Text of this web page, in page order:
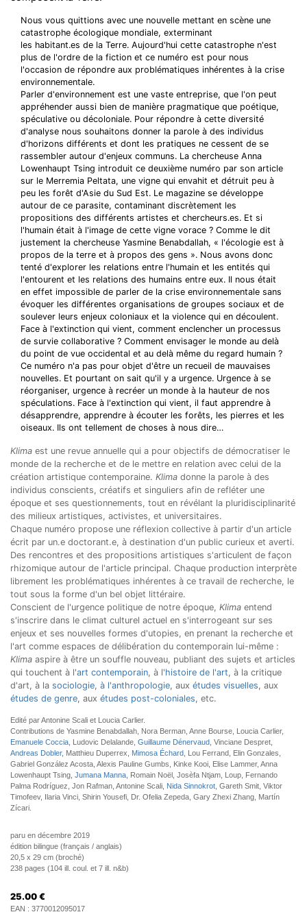
Nous vous quittions avec une nouvelle mettant en scène une
catastrophe écologique mondiale, exterminant
les habitant.es de la Terre. Aujourd'hui cette catastrophe n'est
plus de l'ordre de la fiction et ce numéro est pour nous
l'occasion de répondre aux problématiques inhérentes à la crise
environnementale.
Parler d'environnement est une vaste entreprise, que l'on peut
appréhender aussi bien de manière pragmatique que poétique,
spéculative ou décoloniale. Pour répondre à cette diversité
d'analyse nous souhaitons donner la parole à des individus
d'horizons différents et dont les pratiques ne cessent de se
rassembler autour d'enjeux communs. La chercheuse Anna
Lowenhaupt Tsing introduit ce deuxième numéro par son article
sur le Merremia Peltata, une vigne qui envahit et détruit peu à
peu les forêt d'Asie du Sud Est. Le magazine se développe
autour de ce parasite, contaminant discrètement les
propositions des différents artistes et chercheurs.es. Et si
l'humain était à l'image de cette vigne vorace ? Comme le dit
justement la chercheuse Yasmine Benabdallah, « l'écologie est à
propos de la terre et à propos des gens ». Nous avons donc
tenté d'explorer les relations entre l'humain et les entités qui
l'entourent et les relations des humains entre eux. Il nous était
en effet impossible de parler de la crise environnementale sans
évoquer les différentes organisations de groupes sociaux et de
soulever leurs enjeux coloniaux et la violence qui en découlent.
Face à l'extinction qui vient, comment enclencher un processus
de survie collaborative ? Comment envisager le monde au delà
du point de vue occidental et au delà même du regard humain ?
Ce numéro n'a pas pour objet d'être un recueil de mauvaises
nouvelles. Et pourtant on sait qu'il y a urgence. Urgence à se
réorganiser, urgence à recréer un monde à la hauteur de nos
spéculations. Face à l'extinction qui vient, il faut apprendre à
désapprendre, apprendre à écouter les forêts, les pierres et les
oiseaux. Ils ont tellement de choses à nous dire…
Klima est une revue annuelle qui a pour objectifs de démocratiser le
monde de la recherche et de le mettre en relation avec celui de la
création artistique contemporaine. Klima donne la parole à des
individus conscients, créatifs et singuliers afin de refléter une
époque et ses questionnements, tout en révélant la pluridisciplinarité
des milieux artistiques, activistes, et universitaires.
Chaque numéro propose une réflexion collective à partir d'un article
écrit par un.e doctorant.e, à destination d'un public curieux et averti.
Des rencontres et des propositions artistiques s'articulent de façon
rhizomique autour de l'article principal. Chaque production interprète
librement les problématiques inhérentes à ce travail de recherche, le
tout sous la forme d'un bel objet littéraire.
Conscient de l'urgence politique de notre époque, Klima entend
s'inscrire dans le climat culturel actuel en s'interrogeant sur ses
enjeux et ses nouvelles formes d'utopies, en prenant la recherche et
l'art comme espaces de délibération du contemporain lui-même :
Klima aspire à être un souffle nouveau, publiant des sujets et articles
qui touchent à l'art contemporain, à l'histoire de l'art, à la critique
d'art, à la sociologie, à l'anthropologie, aux études visuelles, aux
études de genre, aux études post-coloniales, etc.
Edité par Antonine Scali et Loucia Carlier.
Contributions de Yasmine Benabdallah, Nora Berman, Anne Bourse, Loucia Carlier,
Emanuele Coccia , Ludovic Delalande, Guillaume Dénervaud , Vinciane Despret,
Andreas Dobler, Matthieu Duperrex, Mimosa Échard , Lou Ferrand, Elin Gonzales,
Gabriel González Acosta, Alexis Pauline Gumbs, Kinke Kooi, Elise Lammer, Anna
Lowenhaupt Tsing, Jumana Manna , Romain Noël, Josèfa Ntjam, Loup, Fernando
Palma Rodríguez, Jon Rafman, Antonine Scali, Nida Sinnokrot , Gareth Smit, Viktor
Timofeev, Ilaria Vinci, Shirin Yousefi, Dr. Ofelia Zepeda, Gary Zhexi Zhang, Martín
Zícari.
paru en décembre 2019
édition bilingue (français / anglais)
20,5 x 29 cm (broché)
238 pages (104 ill. coul. et 7 ill. n&b)
25.00 €
EAN : 3770012095017